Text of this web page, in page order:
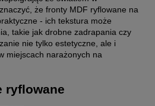
że fronty MDF ryflowane na
- ich tekstura może
takie jak drobne zadrapania czy
nie tylko estetyczne, ale i
miejscach narażonych na
ryflowane